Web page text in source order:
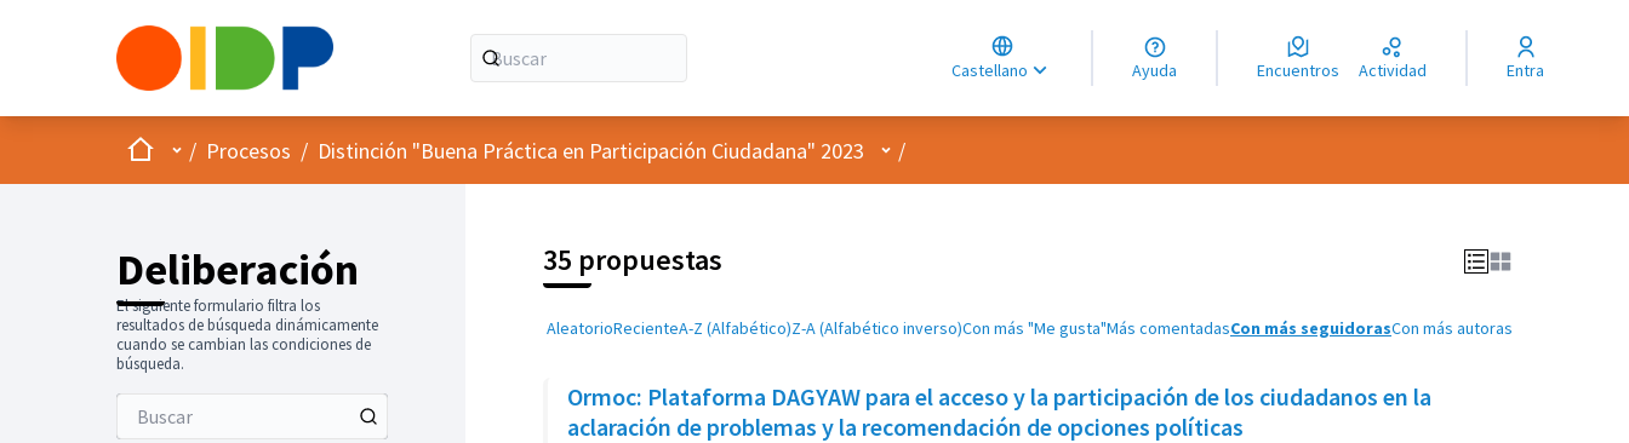
Castellano
Choose language
Choisir la langue
Elegir el idioma
Ayuda Encuentros Actividad Entra
InicioMenú principal
/ Procesos / Distinción "Buena Práctica en Participación Ciudadana" 2023 Menú de usuario
/
Deliberación
El siguiente formulario filtra los
resultados de búsqueda dinámicamente
cuando se cambian las condiciones de
búsqueda.
35 propuestas
AleatorioRecienteA-Z (Alfabético)Z-A (Alfabético inverso)Con más "Me gusta"Más comentadasCon más seguidorasCon más autoras
Ormoc: Plataforma DAGYAW para el acceso y la participación de los ciudadanos en la
aclaración de problemas y la recomendación de opciones políticas